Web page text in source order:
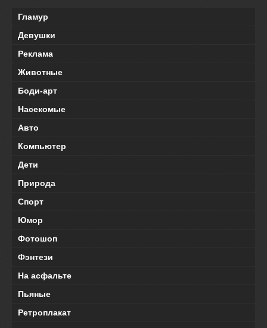
Гламур
Девушки
Реклама
Животные
Боди-арт
Насекомые
Авто
Компьютер
Дети
Природа
Спорт
Юмор
Фотошоп
Фэнтези
На асфальте
Пьяные
Ретроплакат